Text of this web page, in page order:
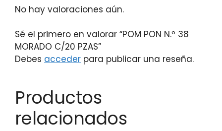
No hay valoraciones aún.
Sé el primero en valorar “POM PON N.º 38
MORADO C/20 PZAS”
Debes acceder para publicar una reseña.
Productos
relacionados